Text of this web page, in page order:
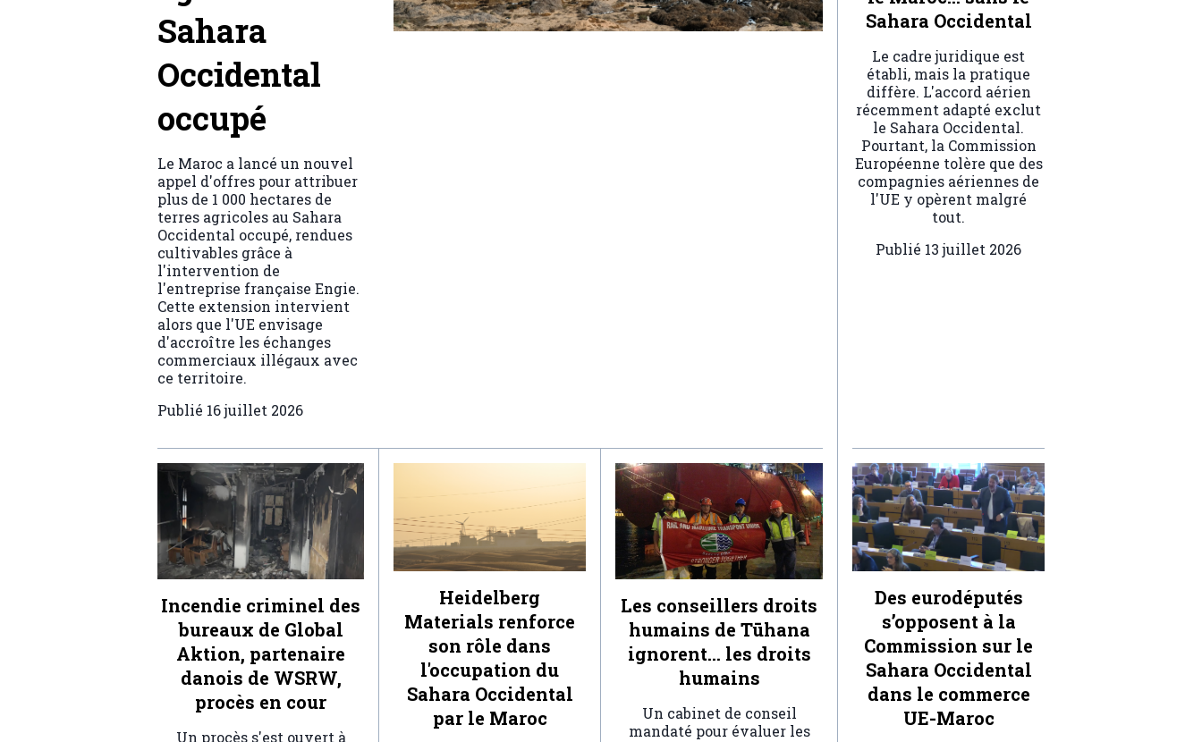
Sahara
Occidental
occupé
Le Maroc a lancé un nouvel
appel d'offres pour attribuer
plus de 1 000 hectares de
terres agricoles au Sahara
Occidental occupé, rendues
cultivables grâce à
l'intervention de
l'entreprise française Engie.
Cette extension intervient
alors que l'UE envisage
d'accroître les échanges
commerciaux illégaux avec
ce territoire.
Publié 16 juillet 2026
Sahara Occidental
Le cadre juridique est
établi, mais la pratique
diffère. L'accord aérien
récemment adapté exclut
le Sahara Occidental.
Pourtant, la Commission
Européenne tolère que des
compagnies aériennes de
l'UE y opèrent malgré
tout.
Publié 13 juillet 2026
Incendie criminel des
bureaux de Global
Aktion, partenaire
danois de WSRW,
procès en cour
Un procès s'est ouvert à
Heidelberg
Materials renforce
son rôle dans
l'occupation du
Sahara Occidental
par le Maroc
Les conseillers droits
humains de Tūhana
ignorent… les droits
humains
Un cabinet de conseil
mandaté pour évaluer les
Des eurodéputés
s’opposent à la
Commission sur le
Sahara Occidental
dans le commerce
UE-Maroc